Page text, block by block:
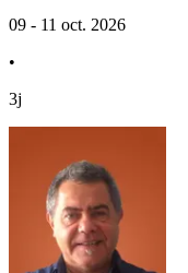
09 - 11 oct. 2026
•
3j